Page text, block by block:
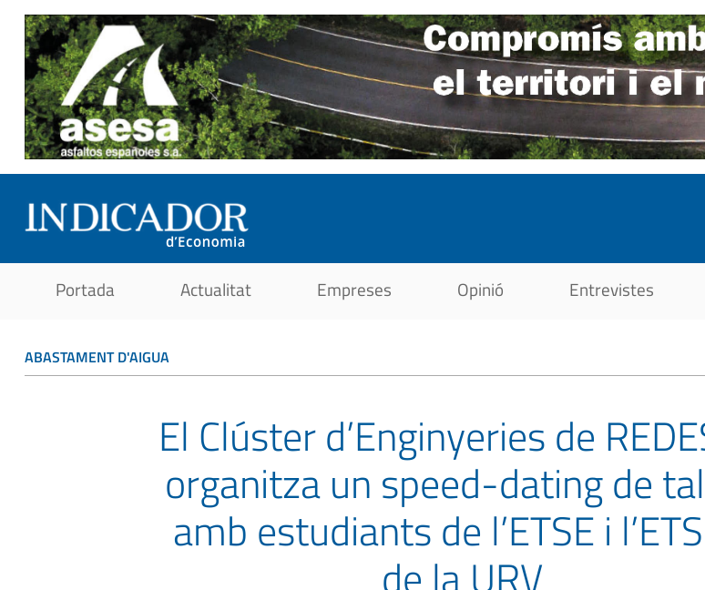
Portada Actualitat Empreses Opinió Entrevistes
ABASTAMENT D'AIGUA
El Clúster d’Enginyeries de
organitza un speed-dating de
amb estudiants de l’ETSE i